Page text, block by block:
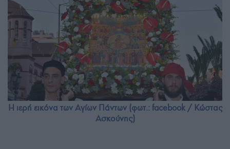
Η ιερή εικόνα των Αγίων Πάντων (φωτ.: facebook / Κώστας
Ασκούνης)